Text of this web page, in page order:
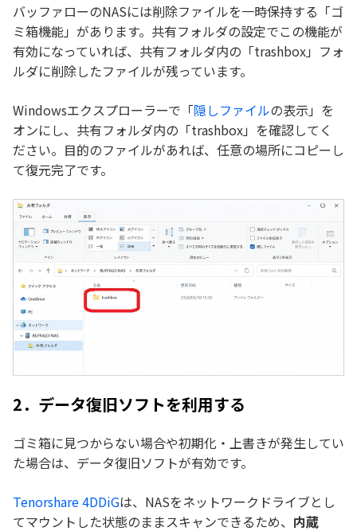
バッファローのNASには削除ファイルを一時保持する「ゴ
ミ箱機能」があります。共有フォルダの設定でこの機能が
有効になっていれば、共有フォルダ内の「trashbox」フォ
ルダに削除したファイルが残っています。
Windowsエクスプローラーで「隠しファイルの表示」を
オンにし、共有フォルダ内の「trashbox」を確認してく
ださい。目的のファイルがあれば、任意の場所にコピーし
て復元完了です。
2．データ復旧ソフトを利用する
ゴミ箱に見つからない場合や初期化・上書きが発生してい
た場合は、データ復旧ソフトが有効です。
Tenorshare 4DDiGは、NASをネットワークドライブとし
てマウントした状態のままスキャンできるため、 内蔵